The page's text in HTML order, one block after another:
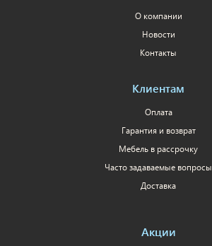
О компании
Новости
Контакты
Клиентам
Оплата
Гарантия и возврат
Мебель в рассрочку
Часто задаваемые вопросы
Доставка
Акции